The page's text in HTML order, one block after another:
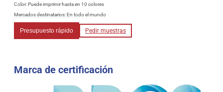
Color: Puede imprimir hasta en 10 colores
Mercados destinatarios: En todo el mundo
Presupuesto rápido Pedir muestras
Marca de certificación